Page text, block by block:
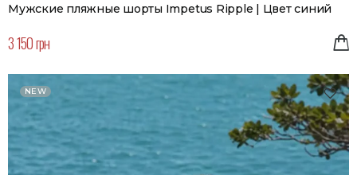
Мужские пляжные шорты Impetus Ripple | Цвет синий
3 150 грн
NEW